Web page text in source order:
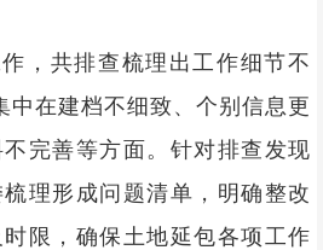
，共排查梳理出工作细节不
中在建档不细致、个别信息更
完善等方面。针对排查发现
理形成问题清单，明确整改
限，确保土地延包各项工作